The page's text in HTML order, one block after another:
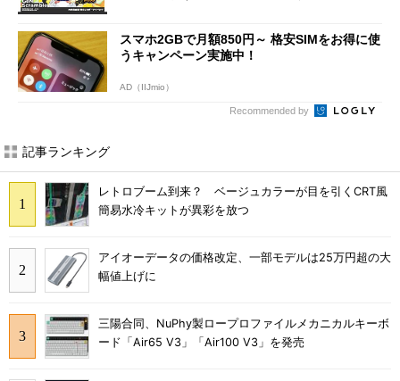
スマホ2GBで月額850円～ 格安SIMをお得に使
うキャンペーン実施中！
AD（IIJmio）
Recommended by
記事ランキング
レトロブーム到来？ ベージュカラーが目を引くCRT風
簡易水冷キットが異彩を放つ
アイオーデータの価格改定、一部モデルは25万円超の大
幅値上げに
三陽合同、NuPhy製ロープロファイルメカニカルキーボ
ード「Air65 V3」「Air100 V3」を発売